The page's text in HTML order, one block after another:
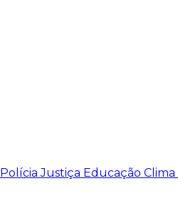
PolíciaJustiça Educação Clima